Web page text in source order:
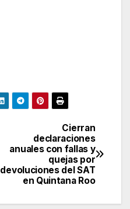
Cierran
declaraciones
anuales con fallas y
quejas por
devoluciones del SAT
en Quintana Roo